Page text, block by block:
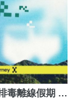
毒離線假期 …